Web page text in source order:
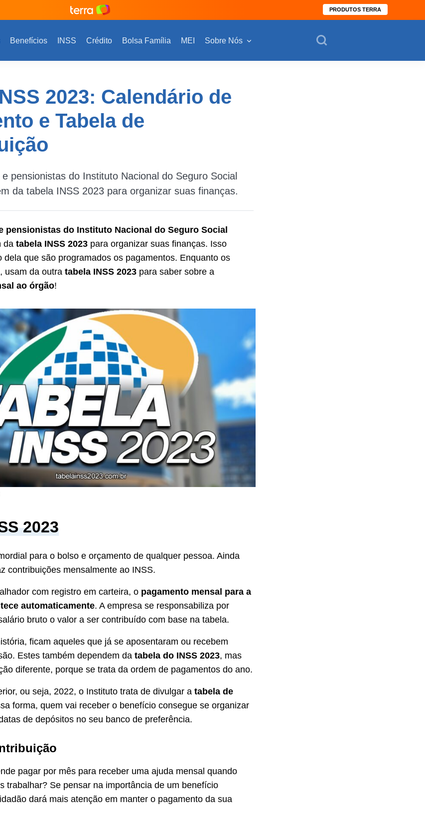
PRODUTOS TERRA
Benefícios INSS Crédito Bolsa Família MEI Sobre Nós
2023: Calendário de
e Tabela de
pensionistas do Instituto Nacional do Seguro Social
da tabela INSS 2023 para organizar suas finanças.
pensionistas do Instituto Nacional do Seguro Social
da tabela INSS 2023 para organizar suas finanças. Isso
dela que são programados os pagamentos. Enquanto os
usam da outra tabela INSS 2023 para saber sobre a
ao órgão!
2023
para o bolso e orçamento de qualquer pessoa. Ainda
contribuições mensalmente ao INSS.
com registro em carteira, o pagamento mensal para a
automaticamente. A empresa se responsabiliza por
bruto o valor a ser contribuído com base na tabela.
ficam aqueles que já se aposentaram ou recebem
Estes também dependem da tabela do INSS 2023, mas
diferente, porque se trata da ordem de pagamentos do ano.
ou seja, 2022, o Instituto trata de divulgar a tabela de
forma, quem vai receber o benefício consegue se organizar
de depósitos no seu banco de preferência.
pagar por mês para receber uma ajuda mensal quando
trabalhar? Se pensar na importância de um benefício
dará mais atenção em manter o pagamento da sua